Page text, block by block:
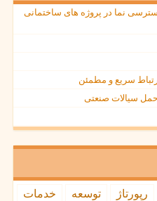
نما در پروژه های ساختمانی
سریع و مطمئن
سیالات صنعتی
رپورتاژ توسعه
خدمات